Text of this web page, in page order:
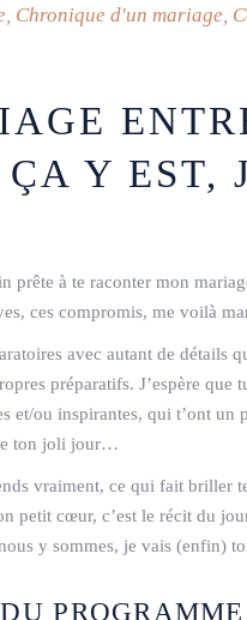
, Chronique d'un mariage,
Y EST,
prête à te raconter mon
ces compromis, me voilà
avec autant de détails
préparatifs. J’espère
et/ou inspirantes, qui t’ont
ton joli jour…
vraiment, ce qui fait briller
petit cœur, c’est le récit du
y sommes, je vais (enfin)